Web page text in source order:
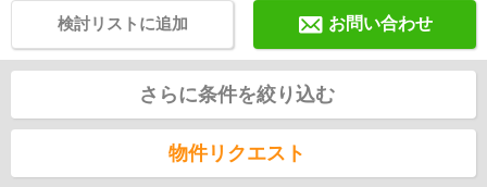
お問い合わせ
検討リストに追加
さらに条件を絞り込む
物件リクエスト